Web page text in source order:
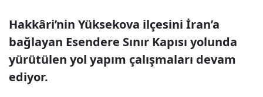
Hakkâri’nin Yüksekova ilçesini İran’a
bağlayan Esendere Sınır Kapısı yolunda
yürütülen yol yapım çalışmaları devam
ediyor.